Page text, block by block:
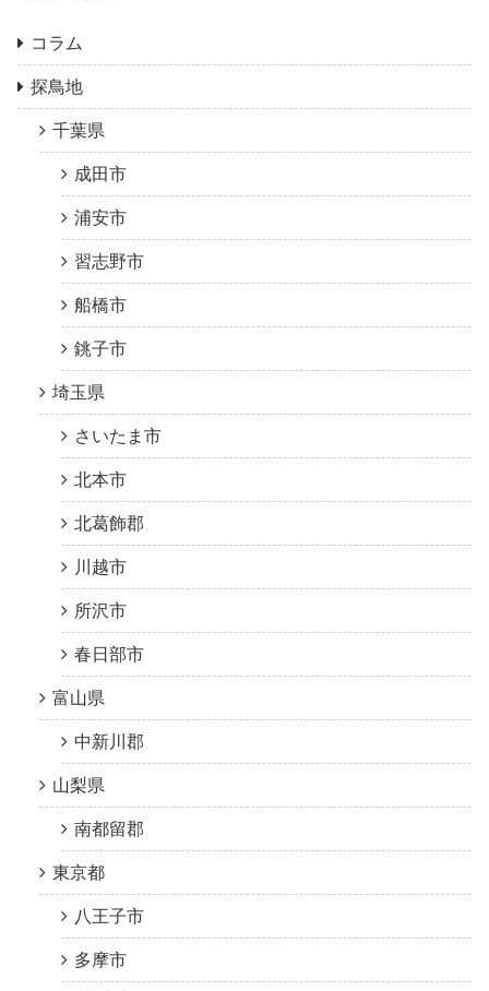
コラム
探鳥地
千葉県
成田市
浦安市
習志野市
船橋市
銚子市
埼玉県
さいたま市
北本市
北葛飾郡
川越市
所沢市
春日部市
富山県
中新川郡
山梨県
南都留郡
東京都
八王子市
多摩市